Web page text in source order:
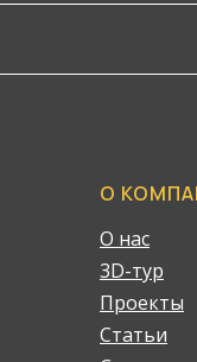
О
О нас
3D-тур
Проекты
Статьи